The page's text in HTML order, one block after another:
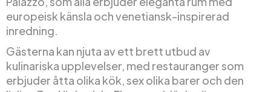
europeisk känsla och venetiansk-inspirerad
inredning.
Gästerna kan njuta av ett brett utbud av
kulinariska upplevelser, med restauranger som
erbjuder åtta olika kök, sex olika barer och den